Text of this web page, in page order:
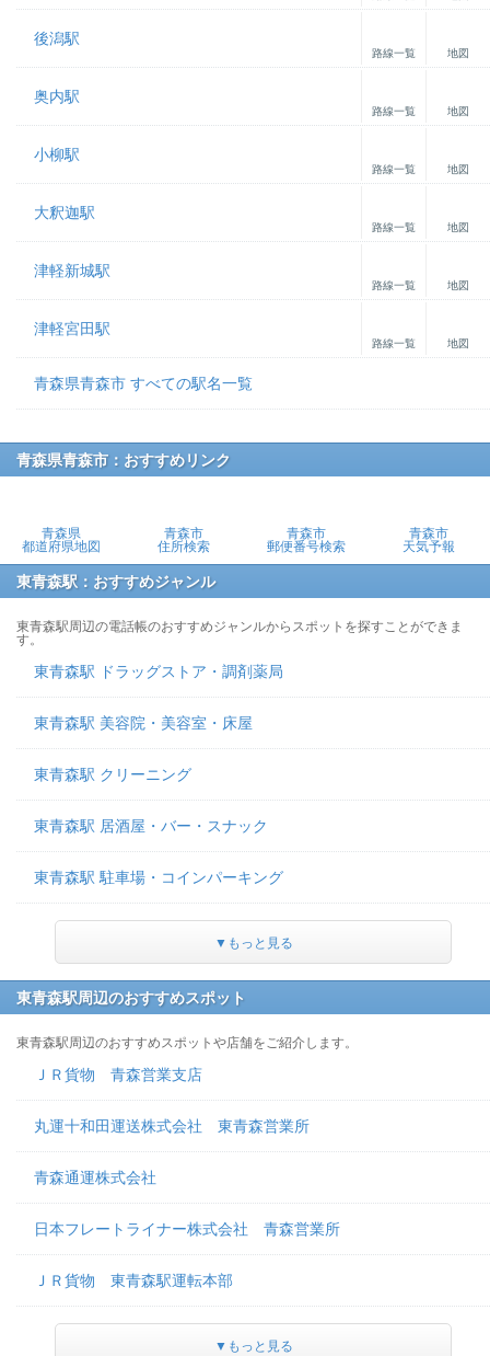
後潟駅
路線一覧 地図
奥内駅
路線一覧 地図
小柳駅
路線一覧 地図
大釈迦駅
路線一覧 地図
津軽新城駅
路線一覧 地図
津軽宮田駅
路線一覧 地図
青森県青森市 すべての駅名一覧
青森県青森市：おすすめリンク
青森県
都道府県地図
青森市
住所検索
青森市
郵便番号検索
青森市
天気予報
東青森駅：おすすめジャンル
東青森駅周辺の電話帳のおすすめジャンルからスポットを探すことができま
す。
東青森駅 ドラッグストア・調剤薬局
東青森駅 美容院・美容室・床屋
東青森駅 クリーニング
東青森駅 居酒屋・バー・スナック
東青森駅 駐車場・コインパーキング
▼もっと見る
東青森駅周辺のおすすめスポット
東青森駅周辺のおすすめスポットや店舗をご紹介します。
ＪＲ貨物 青森営業支店
丸運十和田運送株式会社 東青森営業所
青森通運株式会社
日本フレートライナー株式会社 青森営業所
ＪＲ貨物 東青森駅運転本部
▼もっと見る